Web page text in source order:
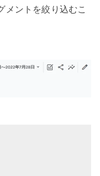
メントを絞り込むこ